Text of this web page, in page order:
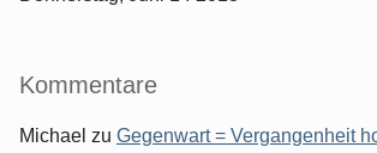
Kommentare
Michael zu Gegenwart = Vergangenheit